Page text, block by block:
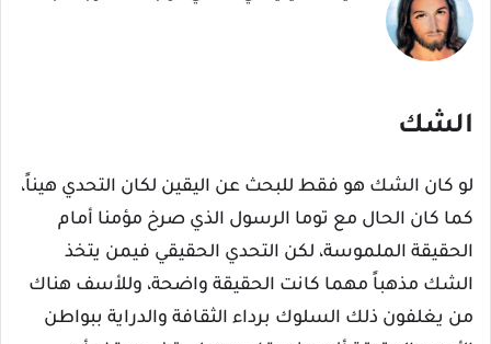
الشك
لو كان الشك هو فقط للبحث عن اليقين لكان التحدي هيناً،
كما كان الحال مع توما الرسول الذي صرخ مؤمنا أمام
الحقيقة الملموسة، لكن التحدي الحقيقي فيمن يتخذ
الشك مذهباً مهما كانت الحقيقة واضحة، وللأسف هناك
من يغلفون ذلك السلوك برداء الثقافة والدراية ببواطن